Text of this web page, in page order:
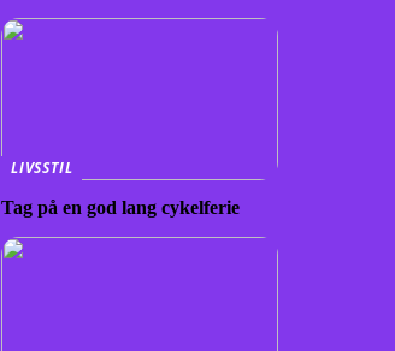
LIVSSTIL
Tag på en god lang cykelferie